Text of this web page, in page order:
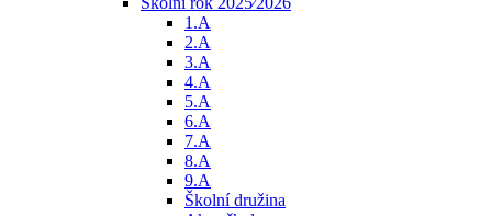
1.A
2.A
3.A
4.A
5.A
6.A
7.A
8.A
9.A
Školní družina